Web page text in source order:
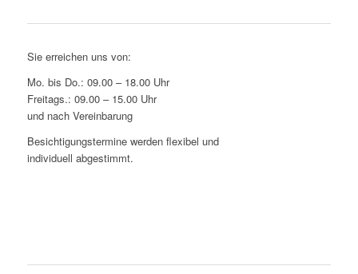
Sie erreichen uns von:
Mo. bis Do.: 09.00 – 18.00 Uhr
Freitags.: 09.00 – 15.00 Uhr
und nach Vereinbarung
Besichtigungstermine werden flexibel und
individuell abgestimmt.